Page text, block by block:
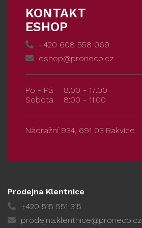
KONTAKT
ESHOP
+420 608 558 069
eshop@proneco.cz
Po - Pá
8:00 - 17:00
Sobota
8:00 - 11:00
Nádražní 934, 691 03 Rakvice
Prodejna Klentnice
+420 515 551 315
prodejna.klentnice@proneco.cz